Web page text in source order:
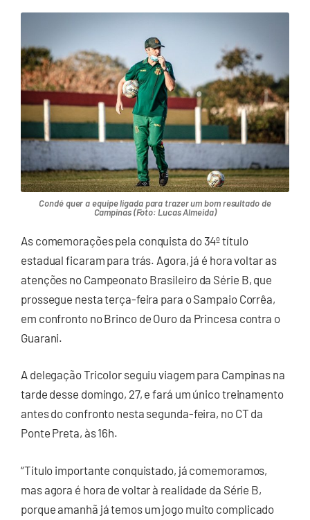
Condé quer a equipe ligada para trazer um bom resultado de
Campinas (Foto: Lucas Almeida)
As comemorações pela conquista do 34º título
estadual ficaram para trás. Agora, já é hora voltar as
atenções no Campeonato Brasileiro da Série B, que
prossegue nesta terça-feira para o Sampaio Corrêa,
em confronto no Brinco de Ouro da Princesa contra o
Guarani.
A delegação Tricolor seguiu viagem para Campinas na
tarde desse domingo, 27, e fará um único treinamento
antes do confronto nesta segunda-feira, no CT da
Ponte Preta, às 16h.
“Título importante conquistado, já comemoramos,
mas agora é hora de voltar à realidade da Série B,
porque amanhã já temos um jogo muito complicado